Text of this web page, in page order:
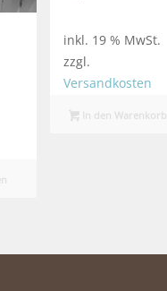
inkl. 19 % MwSt.
zzgl.
Versandkosten
In den Warenkorb